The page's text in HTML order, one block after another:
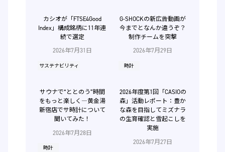
2026年7月31日
サステナビリティ
カシオが「FTSE4Good
Index」構成銘柄に11年連
続で選定
2026年7月29日
時計
G-SHOCKの新広告動画が
今までとなんか違うぞ？
制作チームを突撃
2026年7月28日
時計
サウナで“ととのう”時間
をもっと楽しく―黄金湯
新宿店でサ時計について
聞いてみた！
2026年7月27日
2026年度第1回「CASIOの
森」活動レポート：豊か
な森を目指してミズナラ
の生育確認と雪起こしを
実施